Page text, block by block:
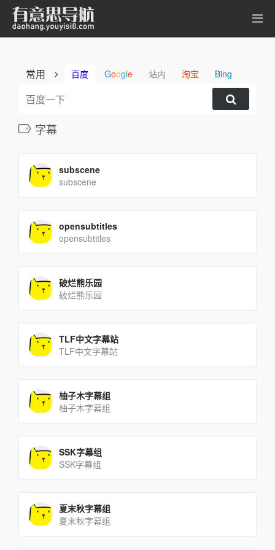
常用 百度 Google 站内 淘宝 Bing
字幕
subscene
subscene
opensubtitles
opensubtitles
破烂熊乐园
破烂熊乐园
TLF中文字幕站
TLF中文字幕站
柚子木字幕组
柚子木字幕组
SSK字幕组
SSK字幕组
夏末秋字幕组
夏末秋字幕组